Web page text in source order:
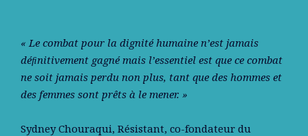
« Le combat pour la dignité humaine n’est jamais
déﬁnitivement gagné mais l’essentiel est que ce combat
ne soit jamais perdu non plus, tant que des hommes et
des femmes sont prêts à le mener. »
Sydney Chouraqui, Résistant, co-fondateur du